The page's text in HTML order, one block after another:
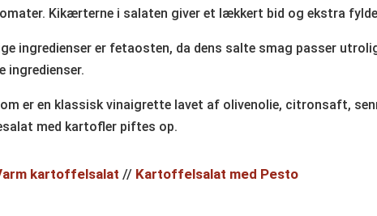
Kikærterne i salaten giver et lækkert bid og ekstra
ingredienser er fetaosten, da dens salte smag passer
ingredienser.
er en klassisk vinaigrette lavet af olivenolie, citronsaft,
med kartofler piftes op.
kartoffelsalat // Kartoffelsalat med Pesto